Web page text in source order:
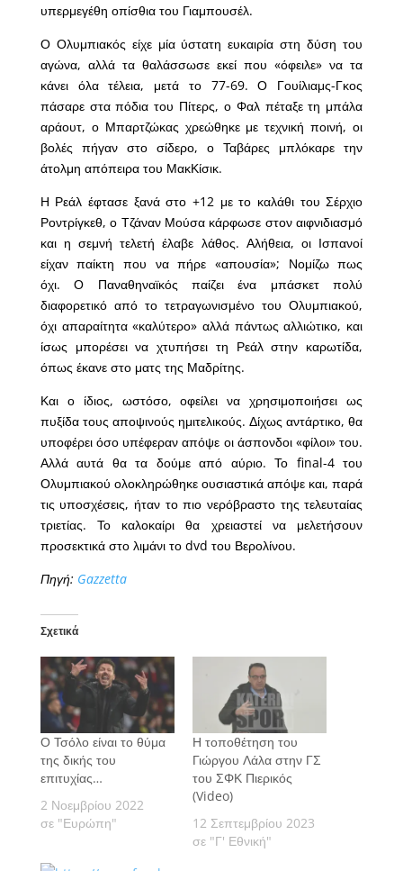
υπερμεγέθη οπίσθια του Γιαμπουσέλ.
Ο Ολυμπιακός είχε μία ύστατη ευκαιρία στη δύση του
αγώνα, αλλά τα θαλάσσωσε εκεί που «όφειλε» να τα
κάνει όλα τέλεια, μετά το 77-69. Ο Γουίλιαμς-Γκος
πάσαρε στα πόδια του Πίτερς, ο Φαλ πέταξε τη μπάλα
αράουτ, ο Μπαρτζώκας χρεώθηκε με τεχνική ποινή, οι
βολές πήγαν στο σίδερο, ο Ταβάρες μπλόκαρε την
άτολμη απόπειρα του ΜακΚίσικ.
Η Ρεάλ έφτασε ξανά στο +12 με το καλάθι του Σέρχιο
Ροντρίγκεθ, ο Τζάναν Μούσα κάρφωσε στον αιφνιδιασμό
και η σεμνή τελετή έλαβε λάθος. Αλήθεια, οι Ισπανοί
είχαν παίκτη που να πήρε «απουσία»; Νομίζω πως
όχι. Ο Παναθηναϊκός παίζει ένα μπάσκετ πολύ
διαφορετικό από το τετραγωνισμένο του Ολυμπιακού,
όχι απαραίτητα «καλύτερο» αλλά πάντως αλλιώτικο, και
ίσως μπορέσει να χτυπήσει τη Ρεάλ στην καρωτίδα,
όπως έκανε στο ματς της Μαδρίτης.
Και ο ίδιος, ωστόσο, οφείλει να χρησιμοποιήσει ως
πυξίδα τους αποψινούς ημιτελικούς. Δίχως αντάρτικο, θα
υποφέρει όσο υπέφεραν απόψε οι άσπονδοι «φίλοι» του.
Αλλά αυτά θα τα δούμε από αύριο. Το final-4 του
Ολυμπιακού ολοκληρώθηκε ουσιαστικά απόψε και, παρά
τις υποσχέσεις, ήταν το πιο νερόβραστο της τελευταίας
τριετίας. Το καλοκαίρι θα χρειαστεί να μελετήσουν
προσεκτικά στο λιμάνι το dvd του Βερολίνου.
Πηγή: Gazzetta
Σχετικά
Ο Τσόλο είναι το θύμα
της δικής του
επιτυχίας…
2 Νοεμβρίου 2022
σε "Ευρώπη"
Η τοποθέτηση του
Γιώργου Λάλα στην ΓΣ
του ΣΦΚ Πιερικός
(Video)
12 Σεπτεμβρίου 2023
σε "Γ' Εθνική"